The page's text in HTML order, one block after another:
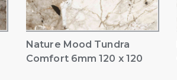
Nature Mood Tundra
Comfort 6mm 120 x 120